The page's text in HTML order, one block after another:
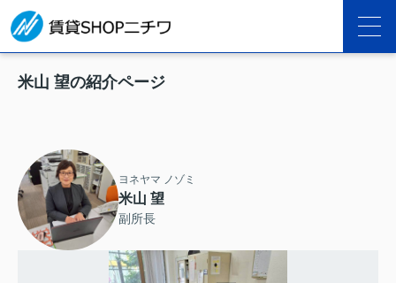
米山 望の紹介ページ
ヨネヤマ ノゾミ
米山 望
副所長